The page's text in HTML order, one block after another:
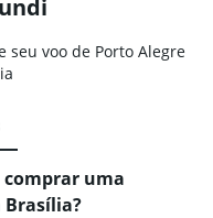
seu voo de Porto Alegre
comprar uma
Brasília?